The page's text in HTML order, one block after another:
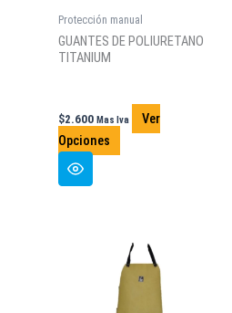
Protección manual
GUANTES DE POLIURETANO
TITANIUM
$2.600 Mas Iva
Ver
Opciones
Las
opciones
se